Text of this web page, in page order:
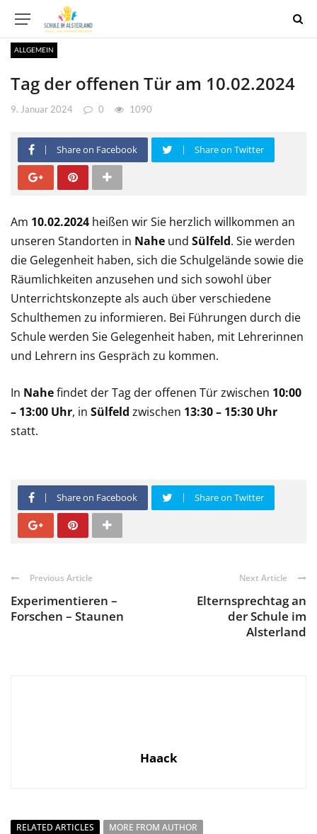
ALLGEMEIN
Tag der offenen Tür am 10.02.2024
9. Januar 2024 0 1090
Share on Facebook Share on Twitter
Am 10.02.2024 heißen wir Sie herzlich willkommen an
unseren Standorten in Nahe und Sülfeld. Sie werden
die Gelegenheit haben, sich die Schulgelände sowie die
Räumlichkeiten anzusehen und sich sowohl über
Unterrichtskonzepte als auch über verschiedene
Schulthemen zu informieren. Bei Führungen durch die
Schule werden Sie Gelegenheit haben, mit Lehrerinnen
und Lehrern ins Gespräch zu kommen.
In Nahefindet der Tag der offenen Tür zwischen 10:00
– 13:00 Uhr, in Sülfeld zwischen 13:30 – 15:30 Uhr
statt.
Share on Facebook Share on Twitter
Previous Article
Experimentieren –
Forschen – Staunen
Next Article
Elternsprechtag an
der Schule im
Alsterland
Haack
RELATED ARTICLES
MORE FROM AUTHOR